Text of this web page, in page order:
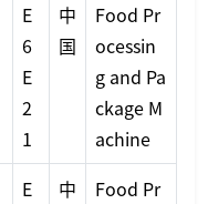
E
6
E
2
1
中
国
Food Pr
ocessin
g and Pa
ckage M
achine
E
中
Food Pr